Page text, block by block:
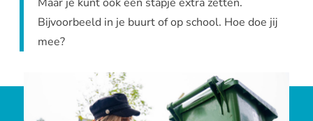
Bijvoorbeeld in je buurt of op school. Hoe doe jij
mee?